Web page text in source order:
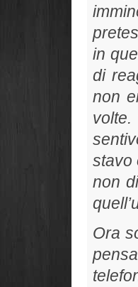
in
di
non
volte.
stavo
non
Ora